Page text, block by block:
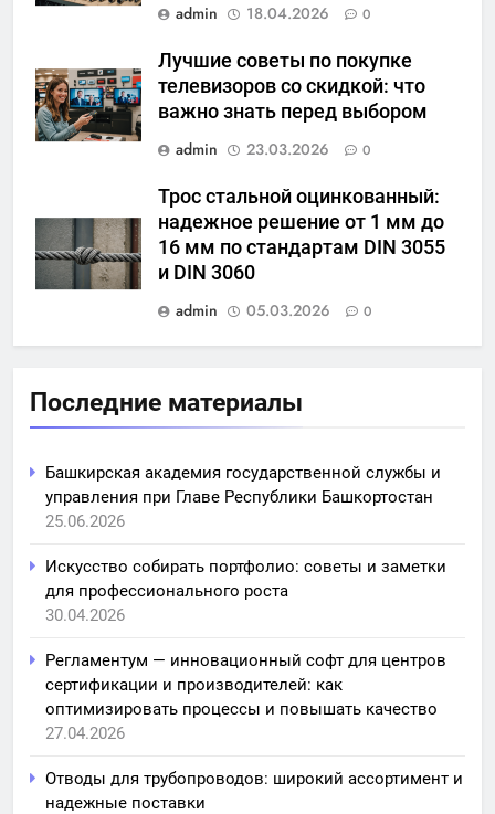
admin
18.04.2026 0
Лучшие советы по покупке
телевизоров со скидкой: что
важно знать перед выбором
admin
23.03.2026 0
Трос стальной оцинкованный:
надежное решение от 1 мм до
16 мм по стандартам DIN 3055
и DIN 3060
admin
05.03.2026 0
Последние материалы
Башкирская академия государственной службы и
управления при Главе Республики Башкортостан
25.06.2026
Искусство собирать портфолио: советы и заметки
для профессионального роста
30.04.2026
Регламентум — инновационный софт для центров
сертификации и производителей: как
оптимизировать процессы и повышать качество
27.04.2026
Отводы для трубопроводов: широкий ассортимент и
надежные поставки